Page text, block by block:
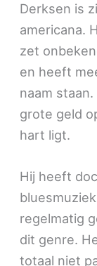
Derksen is
americana.
zet
en heeft
naam
grote geld
hart ligt.
Hij heeft
regelmatig
dit genre.
totaal niet